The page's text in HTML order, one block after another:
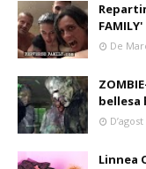
FAMILY'
De
bellesa
Linnea